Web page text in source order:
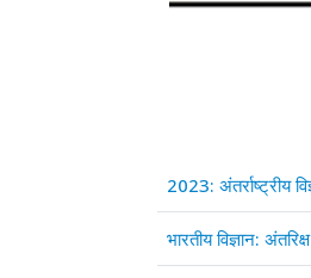
Title
2023: अंतर्राष्ट्रीय
भारतीय विज्ञान: